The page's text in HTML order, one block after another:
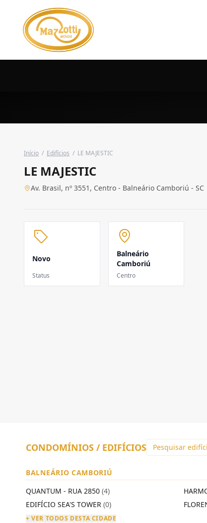
Início / Edifícios / LE MAJESTIC
LE MAJESTIC
Av. Brasil, nº 3551, Centro - Balneário Camboriú - SC
Novo
Status
Balneário
Camboriú
Centro
CONDOMÍNIOS / EDIFÍCIOS
BALNEÁRIO CAMBORIÚ
QUANTUM - RUA 2850 (4)
EDIFÍCIO SEA'S TOWER (0)
+ VER TODOS DESTA CIDADE